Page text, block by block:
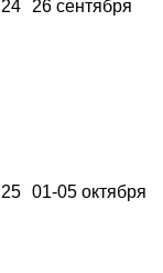
24 26 сентября
25 01-05 октября